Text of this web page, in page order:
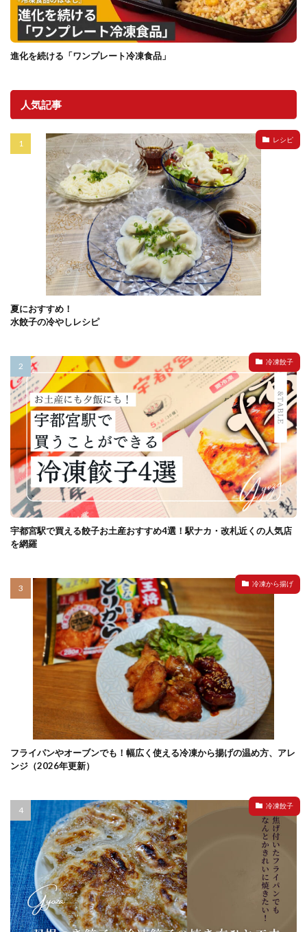
進化を続ける「ワンプレート冷凍食品」
人気記事
レシピ
夏におすすめ！
水餃子の冷やしレシピ
冷凍餃子
宇都宮駅で買える餃子お土産おすすめ4選！駅ナカ・改札近くの人気店
を網羅
冷凍から揚げ
フライパンやオーブンでも！幅広く使える冷凍から揚げの温め方、アレ
ンジ（2026年更新）
冷凍餃子